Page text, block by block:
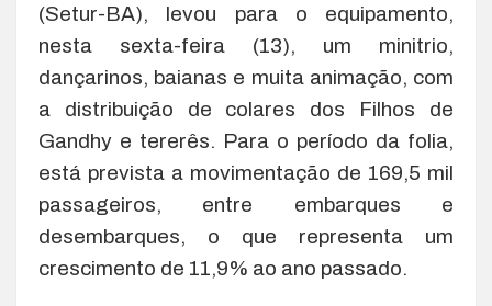
(Setur-BA), levou para o equipamento,
nesta sexta-feira (13), um minitrio,
dançarinos, baianas e muita animação, com
a distribuição de colares dos Filhos de
Gandhy e tererês. Para o período da folia,
está prevista a movimentação de 169,5 mil
passageiros, entre embarques e
desembarques, o que representa um
crescimento de 11,9% ao ano passado.